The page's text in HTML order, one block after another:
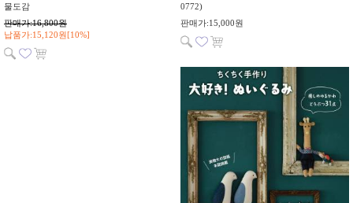
물도감
판매가:16,800원
납품가:15,120원[10%]
0772)
판매가:15,000원